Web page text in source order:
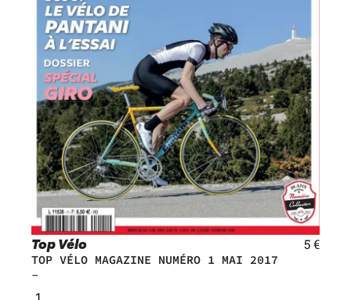
Top Vélo 5€
TOP VÉLO MAGAZINE NUMÉRO 1 MAI 2017